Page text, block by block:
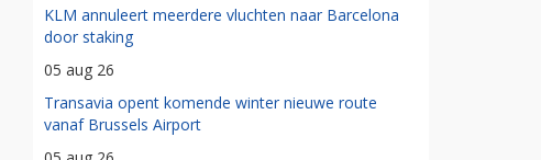
KLM annuleert meerdere vluchten naar Barcelona
door staking
05 aug 26
Transavia opent komende winter nieuwe route
vanaf Brussels Airport